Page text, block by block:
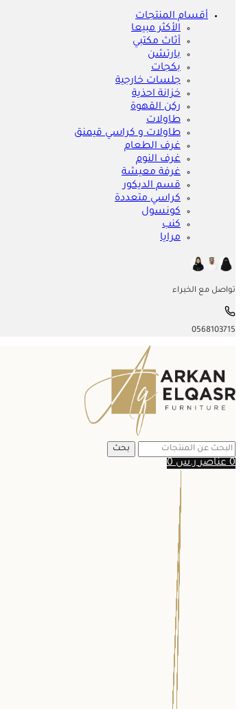
أقسام المنتجات
الأكثر مبيعا
أثاث مكتبي
بارتشن
بكجات
جلسات خارجية
خزانة احذية
ركن القهوة
طاولات
طاولات و كراسي قيمنق
غرف الطعام
غرف النوم
غرفة معيشة
قسم الديكور
كراسي متعددة
كونسول
كنب
مرايا
تواصل مع الخبراء
0568103715
بحث
0 عناصر ر.س0